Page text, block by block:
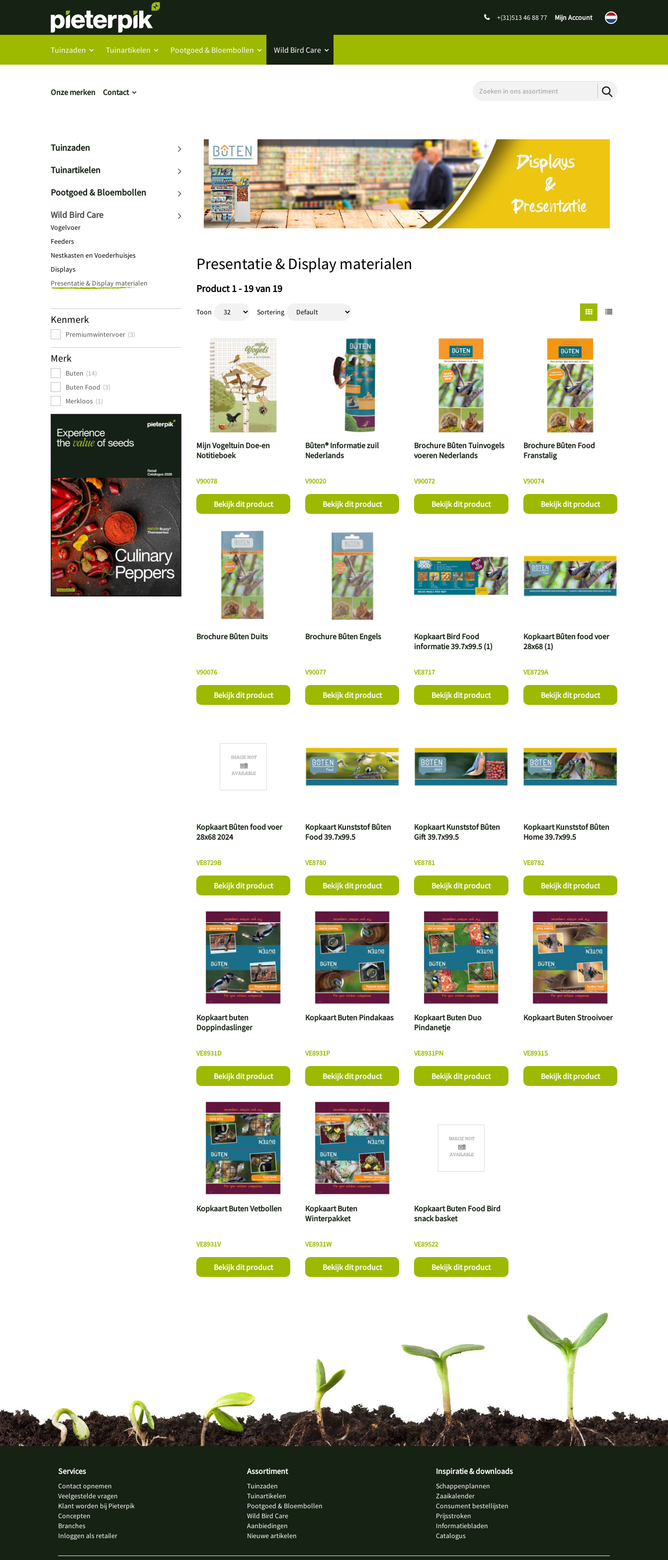
+(31)513 46 88 77 Mijn Account
Tuinzaden Tuinartikelen Pootgoed & Bloembollen Wild Bird Care
Onze merken Contact
Tuinzaden
Tuinartikelen
Pootgoed & Bloembollen
Wild Bird Care
Vogelvoer
Feeders
Nestkasten en Voederhuisjes
Displays
Presentatie & Display materialen
Kenmerk
Premiumwintervoer (3)
Merk
Buten (14)
Buten Food (3)
Merkloos (1)
Presentatie & Display materialen
Product 1 - 19 van 19
Toon Sortering
V90078
Mijn Vogeltuin Doe-en
Notitieboek
Bekijk dit product
V90020
Bûten® Informatie zuil
Nederlands
Bekijk dit product
V90072
Brochure Bûten Tuinvogels
voeren Nederlands
Bekijk dit product
V90074
Brochure Bûten Food
Franstalig
Bekijk dit product
V90076
Brochure Bûten Duits
Bekijk dit product
V90077
Brochure Bûten Engels
Bekijk dit product
VE8717
Kopkaart Bird Food
informatie 39.7x99.5 (1)
Bekijk dit product
VE8729A
Kopkaart Bûten food voer
28x68 (1)
Bekijk dit product
VE8729B
Kopkaart Bûten food voer
28x68 2024
Bekijk dit product
VE8780
Kopkaart Kunststof Bûten
Food 39.7x99.5
Bekijk dit product
VE8781
Kopkaart Kunststof Bûten
Gift 39.7x99.5
Bekijk dit product
VE8782
Kopkaart Kunststof Bûten
Home 39.7x99.5
Bekijk dit product
VE8931D
Kopkaart buten
Doppindaslinger
Bekijk dit product
VE8931P
Kopkaart Buten Pindakaas
Bekijk dit product
VE8931PN
Kopkaart Buten Duo
Pindanetje
Bekijk dit product
VE8931S
Kopkaart Buten Strooivoer
Bekijk dit product
VE8931V
Kopkaart Buten Vetbollen
Bekijk dit product
VE8931W
Kopkaart Buten
Winterpakket
Bekijk dit product
VE89522
Kopkaart Buten Food Bird
snack basket
Bekijk dit product
Services
Contact opnemen
Veelgestelde vragen
Klant worden bij Pieterpik
Concepten
Branches
Inloggen als retailer
Assortiment
Tuinzaden
Tuinartikelen
Pootgoed & Bloembollen
Wild Bird Care
Aanbiedingen
Nieuwe artikelen
Inspiratie & downloads
Schappenplannen
Zaaikalender
Consument bestellijsten
Prijsstroken
Informatiebladen
Catalogus